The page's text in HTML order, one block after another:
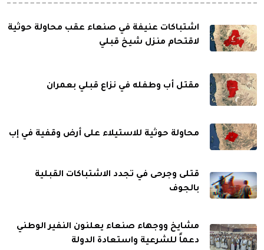
اشتباكات عنيفة في صنعاء عقب محاولة حوثية
لاقتحام منزل شيخ قبلي
مقتل أب وطفله في نزاع قبلي بعمران
محاولة حوثية للاستيلاء على أرض وقفية في إب
قتلى وجرحى في تجدد الاشتباكات القبلية
بالجوف
مشايخ ووجهاء صنعاء يعلنون النفير الوطني
دعماً للشرعية واستعادة الدولة